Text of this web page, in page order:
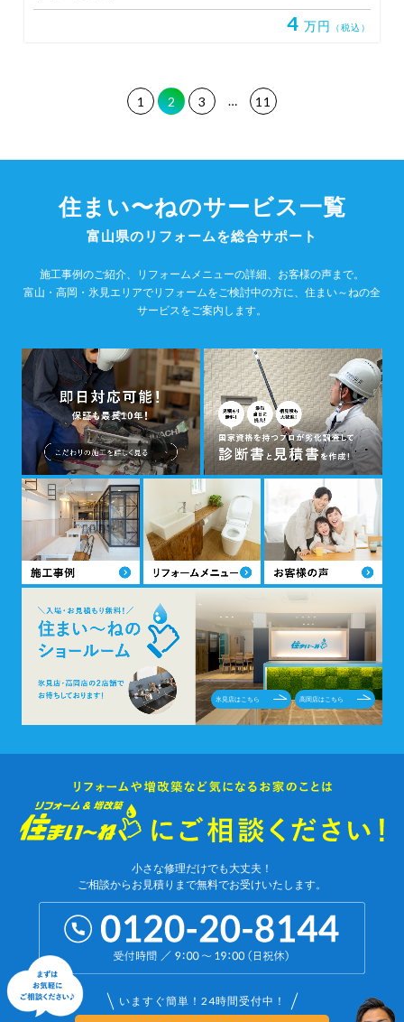
4 万円 （税込）
1 2 3 … 11
住まい〜ねのサービス一覧
富山県のリフォームを総合サポート
施工事例のご紹介、リフォームメニューの詳細、お客様の声まで。
富山・高岡・氷見エリアでリフォームをご検討中の方に、住まい～ねの全
サービスをご案内します。
氷見店はこちら 高岡店はこちら
小さな修理だけでも大丈夫！
ご相談からお見積りまで無料でお受けいたします。
いますぐ簡単！24時間受付中！